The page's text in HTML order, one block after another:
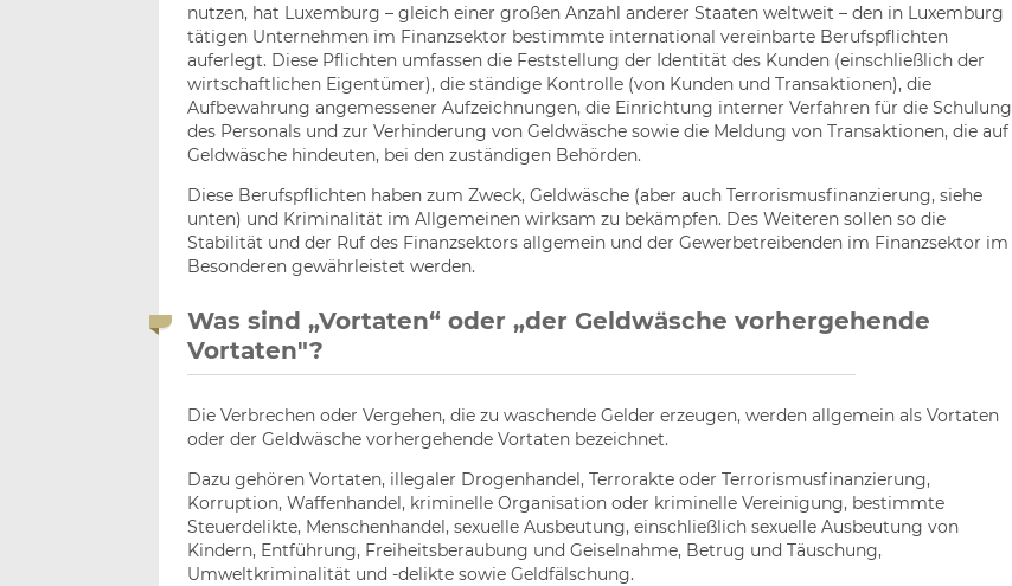
nutzen, hat Luxemburg – gleich einer großen Anzahl anderer Staaten weltweit – den in Luxemburg
tätigen Unternehmen im Finanzsektor bestimmte international vereinbarte Berufspflichten
auferlegt. Diese Pflichten umfassen die Feststellung der Identität des Kunden (einschließlich der
wirtschaftlichen Eigentümer), die ständige Kontrolle (von Kunden und Transaktionen), die
Aufbewahrung angemessener Aufzeichnungen, die Einrichtung interner Verfahren für die Schulung
des Personals und zur Verhinderung von Geldwäsche sowie die Meldung von Transaktionen, die auf
Geldwäsche hindeuten, bei den zuständigen Behörden.
Diese Berufspflichten haben zum Zweck, Geldwäsche (aber auch Terrorismusfinanzierung, siehe
unten) und Kriminalität im Allgemeinen wirksam zu bekämpfen. Des Weiteren sollen so die
Stabilität und der Ruf des Finanzsektors allgemein und der Gewerbetreibenden im Finanzsektor im
Besonderen gewährleistet werden.
Was sind „Vortaten“ oder „der Geldwäsche vorhergehende
Vortaten"?
Die Verbrechen oder Vergehen, die zu waschende Gelder erzeugen, werden allgemein als Vortaten
oder der Geldwäsche vorhergehende Vortaten bezeichnet.
Dazu gehören Vortaten, illegaler Drogenhandel, Terrorakte oder Terrorismusfinanzierung,
Korruption, Waffenhandel, kriminelle Organisation oder kriminelle Vereinigung, bestimmte
Steuerdelikte, Menschenhandel, sexuelle Ausbeutung, einschließlich sexuelle Ausbeutung von
Kindern, Entführung, Freiheitsberaubung und Geiselnahme, Betrug und Täuschung,
Umweltkriminalität und -delikte sowie Geldfälschung.